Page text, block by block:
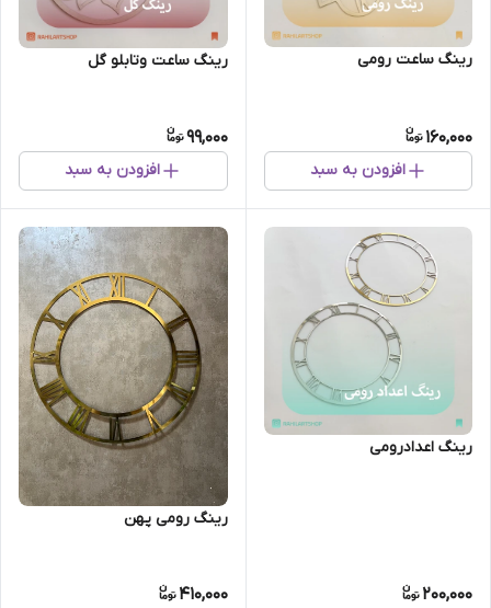
رینگ ساعت رومی
160,000
افزودن به سبد
رینگ ساعت وتابلو گل
99,000
افزودن به سبد
رینگ اعدادرومی
200,000
رینگ رومی پهن
410,000